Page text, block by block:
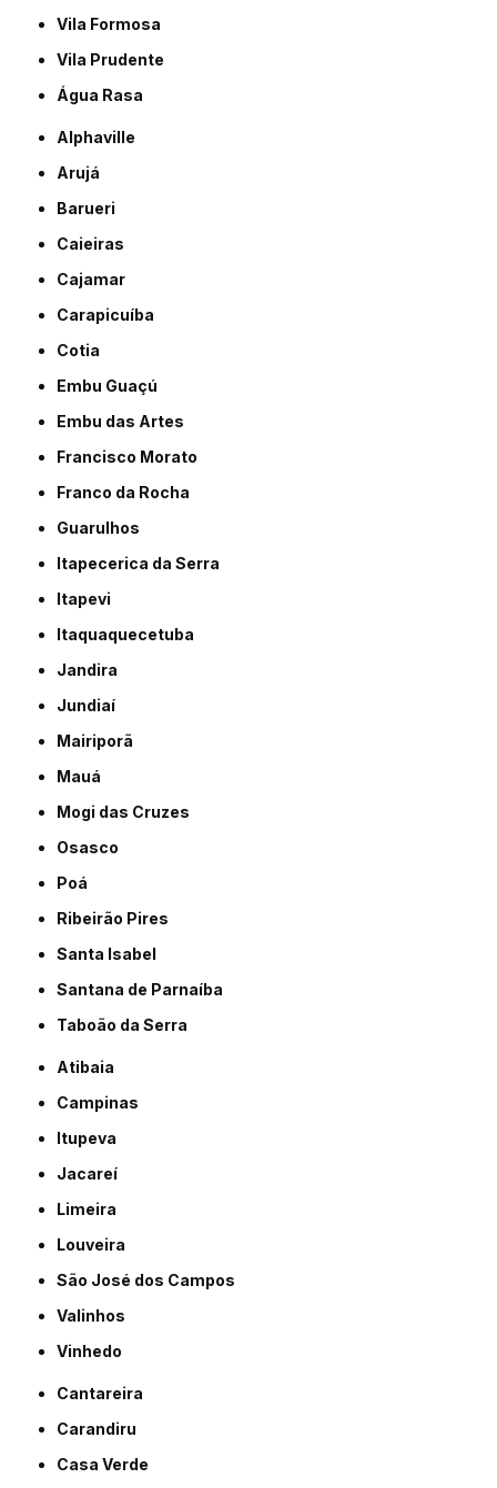
Vila Formosa
Vila Prudente
Água Rasa
Alphaville
Arujá
Barueri
Caieiras
Cajamar
Carapicuíba
Cotia
Embu Guaçú
Embu das Artes
Francisco Morato
Franco da Rocha
Guarulhos
Itapecerica da Serra
Itapevi
Itaquaquecetuba
Jandira
Jundiaí
Mairiporã
Mauá
Mogi das Cruzes
Osasco
Poá
Ribeirão Pires
Santa Isabel
Santana de Parnaíba
Taboão da Serra
Atibaia
Campinas
Itupeva
Jacareí
Limeira
Louveira
São José dos Campos
Valinhos
Vinhedo
Cantareira
Carandiru
Casa Verde